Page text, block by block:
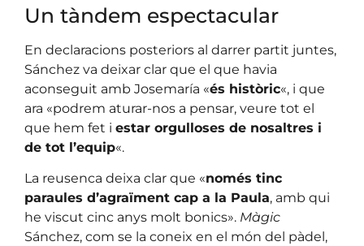
Un tàndem espectacular
En declaracions posteriors al darrer partit juntes,
Sánchez va deixar clar que el que havia
aconseguit amb Josemaría «és històric«, i que
ara «podrem aturar-nos a pensar, veure tot el
que hem fet i estar orgulloses de nosaltres i
de tot l’equip«.
La reusenca deixa clar que «només tinc
paraules d’agraïment cap a la Paula, amb qui
he viscut cinc anys molt bonics». Màgic
Sánchez, com se la coneix en el món del pàdel,